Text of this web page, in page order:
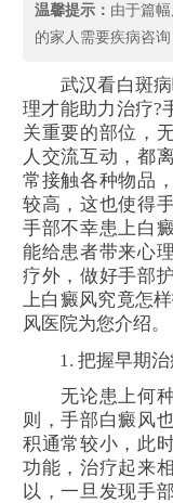
温馨提示： 由于篇
的家人需要疾病咨
武汉看白斑病
理才能助力治疗?
关重要的部位，
人交流互动，都
常接触各种物品
较高，这也使得
手部不幸患上白
能给患者带来心
疗外，做好手部
上白癜风究竟怎
风医院为您介绍。
1. 把握早期治
无论患上何种
则，手部白癜风
积通常较小，此
功能，治疗起来
以，一旦发现手